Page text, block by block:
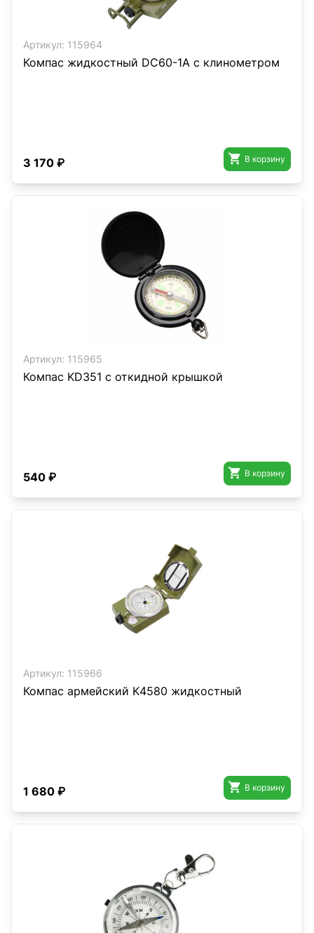
Артикул: 115964
Компас жидкостный DC60-1A с клинометром
3 170 ₽  В корзину
Артикул: 115965
Компас KD351 с откидной крышкой
540 ₽  В корзину
Артикул: 115966
Компас армейский K4580 жидкостный
1 680 ₽  В корзину